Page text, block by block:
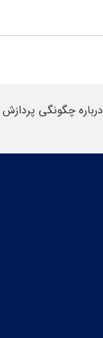
درباره چگونگی